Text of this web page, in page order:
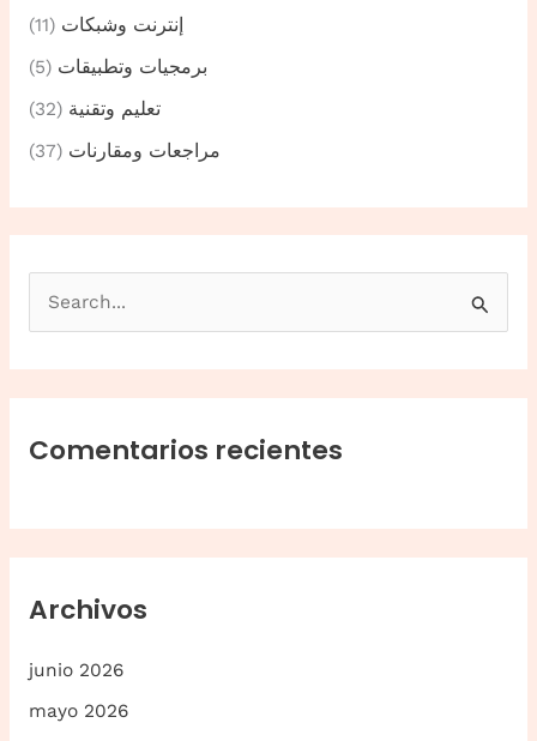
إنترنت وشبكات (11)
برمجيات وتطبيقات (5)
تعليم وتقنية (32)
مراجعات ومقارنات (37)
u
c
a
:
Comentarios recientes
Archivos
junio 2026
mayo 2026